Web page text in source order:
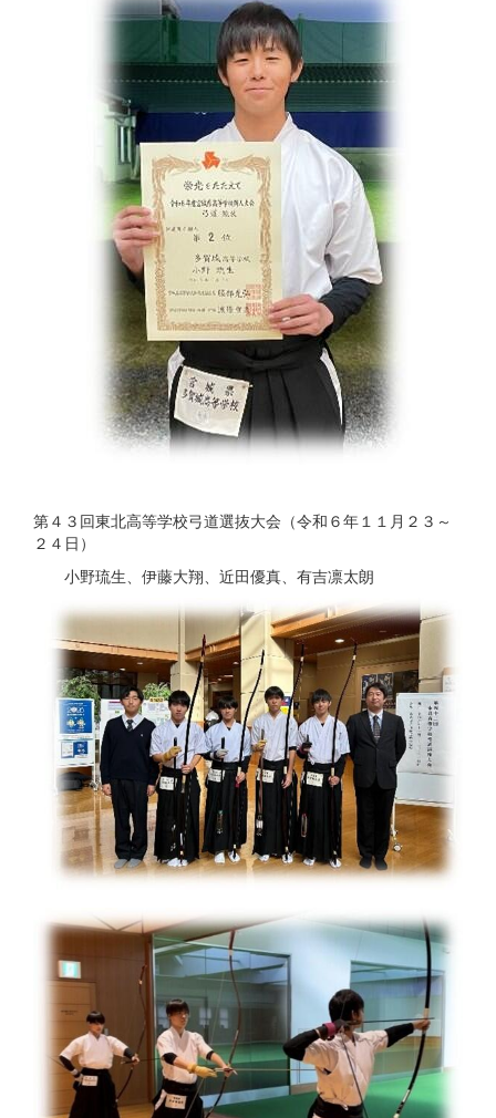
第４３回東北高等学校弓道選抜大会（令和６年１１月２３～
２４日）
小野琉生、伊藤大翔、近田優真、有吉凛太朗